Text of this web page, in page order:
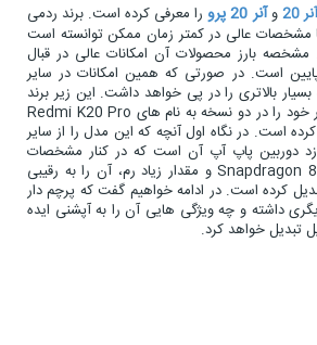
20 و آنر 20 پرو
را معرفی کرده است. برند ردمی
مشخصات عالی در کمتر زمان ممکن توانسته است
بارز محصولات آن امکانات عالی در قبال
است. در صورتی که همین امکانات در سایر
بالاتری را در پی خواهد داشت. این زیر برند
شیائومی اخیرا پرچم دار خود را در دو نسخه به نام های Redmi K20 Pro
است. در نگاه اول آنچه که این مدل را از سایر
دوربین پاپ آپ آن است که در کنار مشخصات
دیگری چون تراشه Snapdragon 855 و مقدار زیاد رم، آن را به رقیبی
کرده است. در ادامه خواهیم گفت که پرچم دار
داشته و چه ویژگی هایی آن را به آپشنی ایده
تبدیل خواهد کرد.